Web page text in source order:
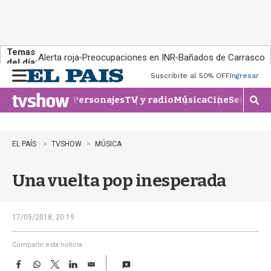
Temas
del día:Alerta roja Preocupaciones en INR Bañados de Carrasco
n
u
Suscribite al 50% OFFIngresar
PersonajesTV y radioMúsicaCineSeries
M
o
EL PAÍS TVSHOW MÚSICA
Una vuelta pop inesperada
17/05/2018, 20:19
Compartir esta noticia
F
W
T
L
E